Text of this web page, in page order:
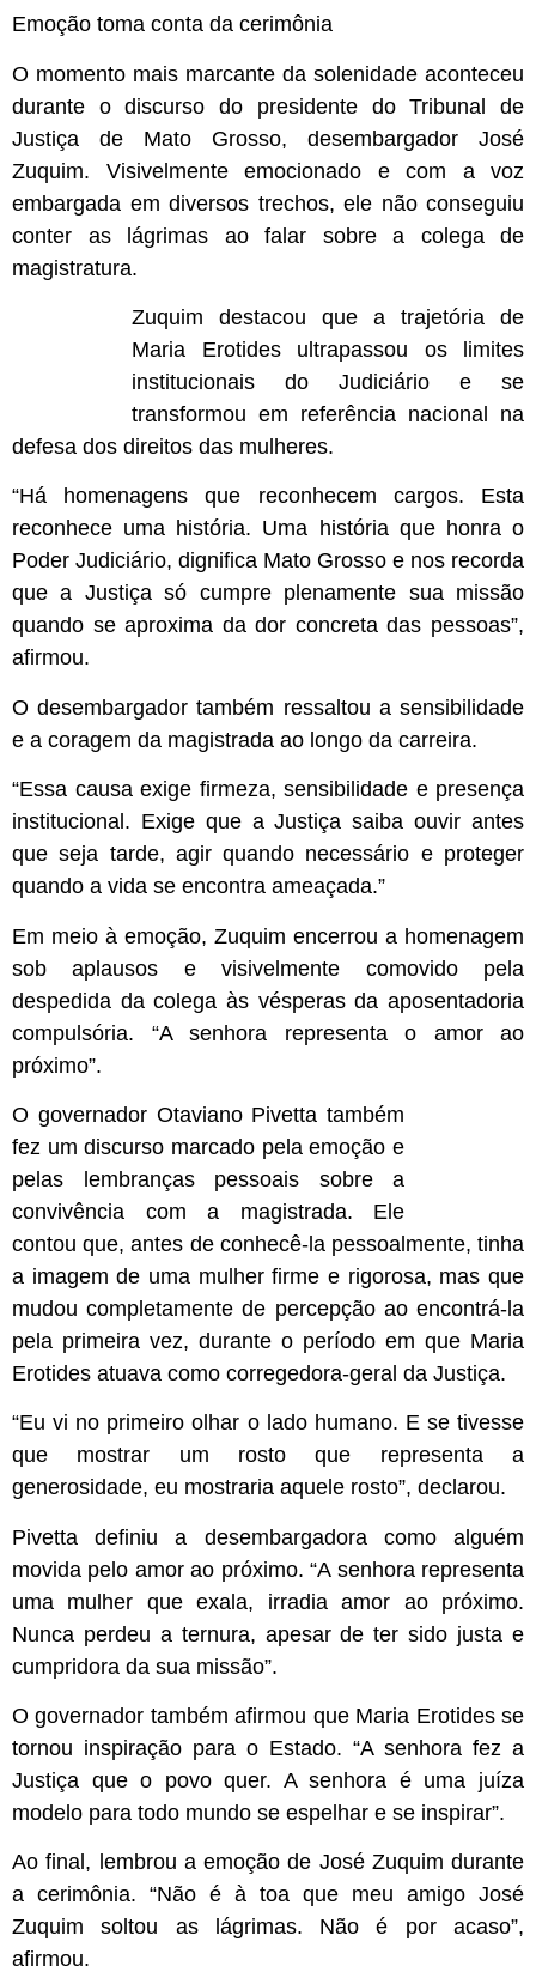
Emoção toma conta da cerimônia
O momento mais marcante da solenidade aconteceu
durante o discurso do presidente do Tribunal de
Justiça de Mato Grosso, desembargador José
Zuquim. Visivelmente emocionado e com a voz
embargada em diversos trechos, ele não conseguiu
conter as lágrimas ao falar sobre a colega de
magistratura.
Zuquim destacou que a trajetória de
Maria Erotides ultrapassou os limites
institucionais do Judiciário e se
transformou em referência nacional na
defesa dos direitos das mulheres.
“Há homenagens que reconhecem cargos. Esta
reconhece uma história. Uma história que honra o
Poder Judiciário, dignifica Mato Grosso e nos recorda
que a Justiça só cumpre plenamente sua missão
quando se aproxima da dor concreta das pessoas”,
afirmou.
O desembargador também ressaltou a sensibilidade
e a coragem da magistrada ao longo da carreira.
“Essa causa exige firmeza, sensibilidade e presença
institucional. Exige que a Justiça saiba ouvir antes
que seja tarde, agir quando necessário e proteger
quando a vida se encontra ameaçada.”
Em meio à emoção, Zuquim encerrou a homenagem
sob aplausos e visivelmente comovido pela
despedida da colega às vésperas da aposentadoria
compulsória. “A senhora representa o amor ao
próximo”.
O governador Otaviano Pivetta também
fez um discurso marcado pela emoção e
pelas lembranças pessoais sobre a
convivência com a magistrada. Ele
contou que, antes de conhecê-la pessoalmente, tinha
a imagem de uma mulher firme e rigorosa, mas que
mudou completamente de percepção ao encontrá-la
pela primeira vez, durante o período em que Maria
Erotides atuava como corregedora-geral da Justiça.
“Eu vi no primeiro olhar o lado humano. E se tivesse
que mostrar um rosto que representa a
generosidade, eu mostraria aquele rosto”, declarou.
Pivetta definiu a desembargadora como alguém
movida pelo amor ao próximo. “A senhora representa
uma mulher que exala, irradia amor ao próximo.
Nunca perdeu a ternura, apesar de ter sido justa e
cumpridora da sua missão”.
O governador também afirmou que Maria Erotides se
tornou inspiração para o Estado. “A senhora fez a
Justiça que o povo quer. A senhora é uma juíza
modelo para todo mundo se espelhar e se inspirar”.
Ao final, lembrou a emoção de José Zuquim durante
a cerimônia. “Não é à toa que meu amigo José
Zuquim soltou as lágrimas. Não é por acaso”,
afirmou.